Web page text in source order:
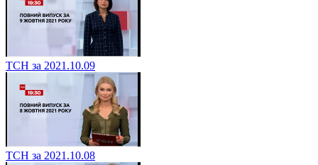
ТСН за 2021.10.09
ТСН за 2021.10.08